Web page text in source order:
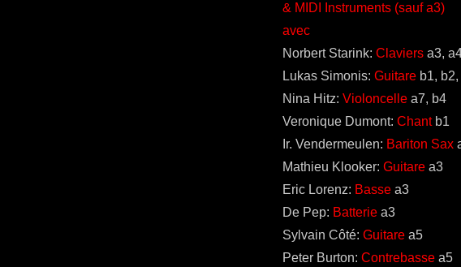
& MIDI Instruments (sauf a3)
avec
Norbert Starink: Claviers a3,
Lukas Simonis: Guitare b1,
Nina Hitz: Violoncelle a7, b4
Veronique Dumont: Chant b1
Ir. Vendermeulen: Bariton Sax
Mathieu Klooker: Guitare a3
Eric Lorenz: Basse a3
De Pep: Batterie a3
Sylvain Côté: Guitare a5
Peter Burton: Contrebasse a5